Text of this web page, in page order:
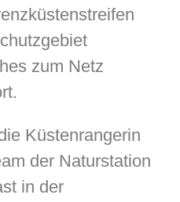
zum Netz
Küstenrangerin
der Naturstation
in der